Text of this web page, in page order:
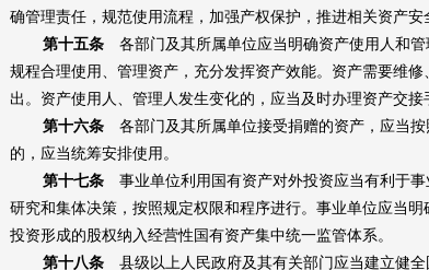
确管理责任，规范使用流程，加强产权保护，推进相关资产安
第十五条
各部门及其所属单位应当明确资产使用人和
规程合理使用、管理资产，充分发挥资产效能。资产需要维
出。资产使用人、管理人发生变化的，应当及时办理资产交接
第十六条
各部门及其所属单位接受捐赠的资产，应当
的，应当统筹安排使用。
第十七条
事业单位利用国有资产对外投资应当有利于
研究和集体决策，按照规定权限和程序进行。事业单位应当
投资形成的股权纳入经营性国有资产集中统一监管体系。
第十八条
县级以上人民政府及其有关部门应当建立健